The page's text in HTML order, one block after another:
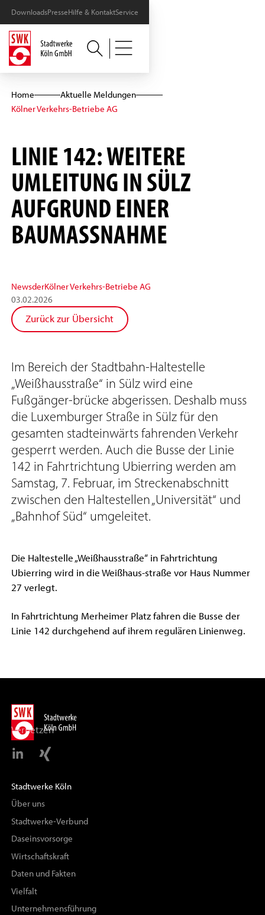
DownloadsPresseHilfe & KontaktService
Home
Aktuelle Meldungen
Kölner Verkehrs-Betriebe AG
LINIE 142: WEITERE
UMLEITUNG IN SÜLZ
AUFGRUND EINER
BAUMASSNAHME
NewsderKölner Verkehrs-Betriebe AG
03.02.2026
Zurück zur Übersicht
Im Bereich der Stadtbahn-Haltestelle
„Weißhausstraße“ in Sülz wird eine
Fußgänger-brücke abgerissen. Deshalb muss
die Luxemburger Straße in Sülz für den
gesamten stadteinwärts fahrenden Verkehr
gesperrt werden. Auch die Busse der Linie
142 in Fahrtrichtung Ubierring werden am
Samstag, 7. Februar, im Streckenabschnitt
zwischen den Haltestellen „Universität“ und
„Bahnhof Süd“ umgeleitet.
Die Haltestelle „Weißhausstraße“ in Fahrtrichtung
Ubierring wird in die Weißhaus-straße vor Haus Nummer
27 verlegt.
In Fahrtrichtung Merheimer Platz fahren die Busse der
Linie 142 durchgehend auf ihrem regulären Linienweg.
Vernetzen
Stadtwerke Köln
Über uns
Stadtwerke-Verbund
Daseinsvorsorge
Wirtschaftskraft
Daten und Fakten
Vielfalt
Unternehmensführung